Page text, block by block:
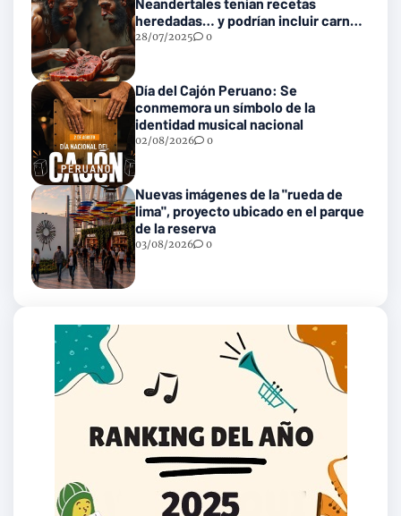
heredadas… y podrían incluir carne
con gusanos
28/07/2025 0
Día del Cajón Peruano: Se
conmemora un símbolo de la
identidad musical nacional
02/08/2026 0
Nuevas imágenes de la "rueda de
lima", proyecto ubicado en el parque
de la reserva
03/08/2026 0